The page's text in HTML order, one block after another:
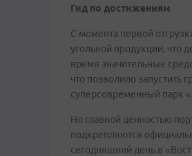
Гид по достижениям
С момента первой
угольной продукции, что
время значительные
что позволило запустить
суперсовременный парк
Но главной ценностью
подкрепляются
сегодняшний день в